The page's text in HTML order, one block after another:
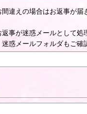
間違えの場合はお返事が届
返事が迷惑メールとして処
惑メールフォルダもご確